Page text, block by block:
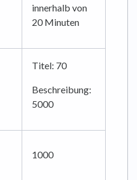
innerhalb von
20 Minuten
Titel: 70
Beschreibung:
5000
1000